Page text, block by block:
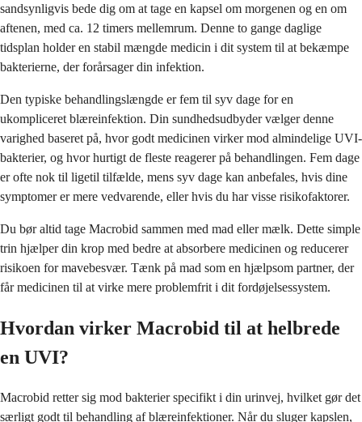
sandsynligvis bede dig om at tage en kapsel om morgenen og en om
aftenen, med ca. 12 timers mellemrum. Denne to gange daglige
tidsplan holder en stabil mængde medicin i dit system til at bekæmpe
bakterierne, der forårsager din infektion.
Den typiske behandlingslængde er fem til syv dage for en
ukompliceret blæreinfektion. Din sundhedsudbyder vælger denne
varighed baseret på, hvor godt medicinen virker mod almindelige UVI-
bakterier, og hvor hurtigt de fleste reagerer på behandlingen. Fem dage
er ofte nok til ligetil tilfælde, mens syv dage kan anbefales, hvis dine
symptomer er mere vedvarende, eller hvis du har visse risikofaktorer.
Du bør altid tage Macrobid sammen med mad eller mælk. Dette simple
trin hjælper din krop med bedre at absorbere medicinen og reducerer
risikoen for mavebesvær. Tænk på mad som en hjælpsom partner, der
får medicinen til at virke mere problemfrit i dit fordøjelsessystem.
Hvordan virker Macrobid til at helbrede
en UVI?
Macrobid retter sig mod bakterier specifikt i din urinvej, hvilket gør det
særligt godt til behandling af blæreinfektioner. Når du sluger kapslen,